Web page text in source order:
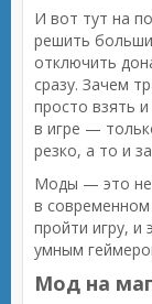
И вот тут на
решить
отключить
сразу. Зачем
просто взять
в игре —
резко, а то и
Моды — это не
в
пройти игру, и
умным
Мод на